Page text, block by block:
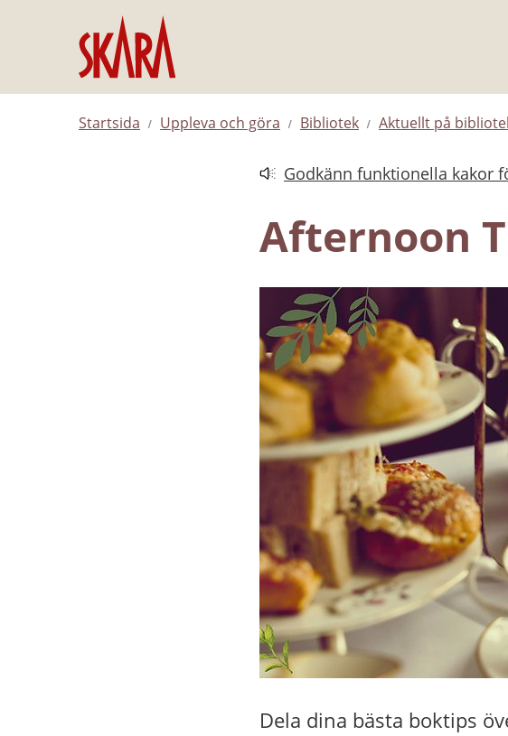
Hoppa till innehåll
Startsida Uppleva och göra Bibliotek Aktuellt på
Godkänn funktionella kakor
Länk till annan webbplats.
Afternoon
Dela dina bästa boktips